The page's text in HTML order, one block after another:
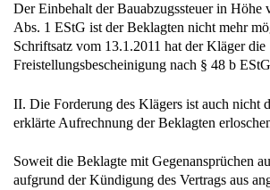
Der Einbehalt der Bauabzugssteuer in Höhe
Abs. 1 EStG ist der Beklagten nicht mehr
Schriftsatz vom 13.1.2011 hat der Kläger die
Freistellungsbescheinigung nach § 48 b
II. Die Forderung des Klägers ist auch nicht
erklärte Aufrechnung der Beklagten
Soweit die Beklagte mit Gegenansprüchen
aufgrund der Kündigung des Vertrags aus